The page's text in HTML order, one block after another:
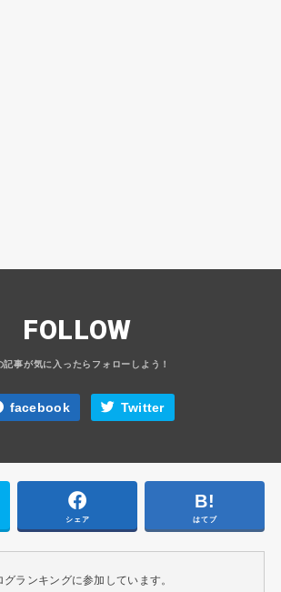
FOLLOW
facebook Twitter
シェア はてブ
グランキングに参加しています。